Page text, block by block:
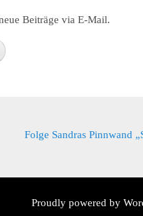
Beiträge via E-Mail.
Folge Sandras Pinnwand
Proudly powered by